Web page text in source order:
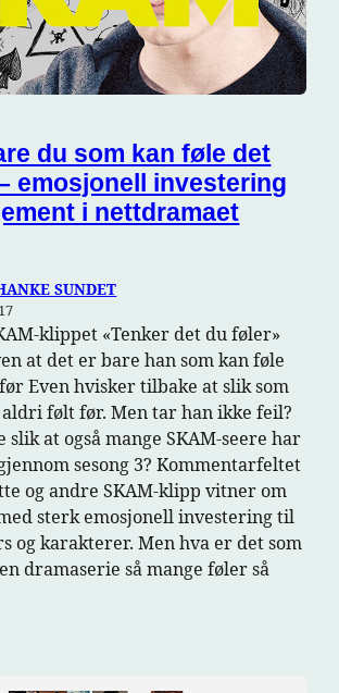
du som kan føle det
emosjonell investering
i nettdramaet
SUNDET
klippet «Tenker det du føler»
at det er bare han som kan føle
Even hvisker tilbake at slik som
følt før. Men tar han ikke feil?
slik at også mange SKAM-seere har
sesong 3? Kommentarfeltet
og andre SKAM-klipp vitner om
sterk emosjonell investering til
og karakterer. Men hva er det som
dramaserie så mange føler så